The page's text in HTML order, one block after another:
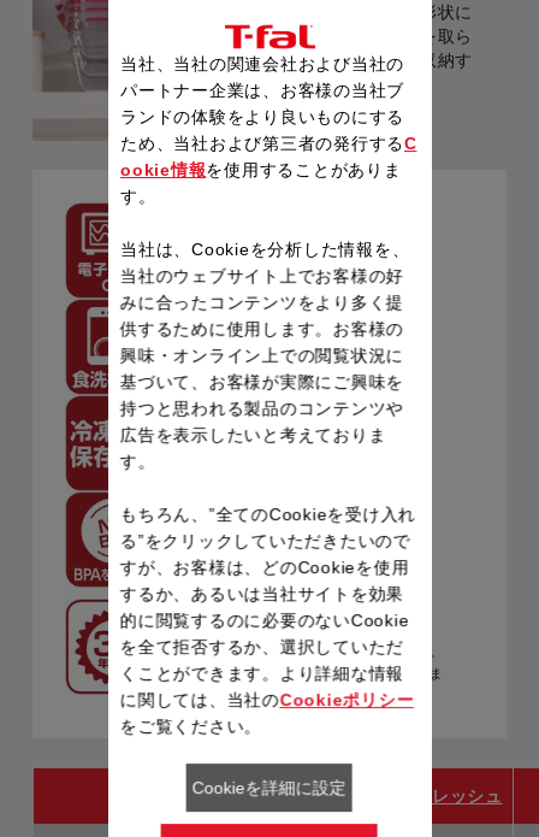
れるよう、工夫した形状に
なっています。場所を取ら
ずに、コンパクトに収納す
ることができます。
電子レンジOK
※フタは外してください。
食器洗い器OK
※フタは高温をさけてお使い下さい
冷凍保存もOK
有害物質BPAを
含まないから安心！
確かな品質、
安心の30年保証※
※保証条件は製品の台紙をご参照ください。
またはこちらのページでもご確認いただけま
す。
マスターシール フレッシュ
当社、当社の関連会社および当社の
パートナー企業は、お客様の当社ブ
ランドの体験をより良いものにする
ため、当社および第三者の発行するC
ookie情報を使用することがありま
す。
当社は、Cookieを分析した情報を、
当社のウェブサイト上でお客様の好
みに合ったコンテンツをより多く提
供するために使用します。お客様の
興味・オンライン上での閲覧状況に
基づいて、お客様が実際にご興味を
持つと思われる製品のコンテンツや
広告を表示したいと考えておりま
す。
もちろん、”全てのCookieを受け入れ
る”をクリックしていただきたいので
すが、お客様は、どのCookieを使用
するか、あるいは当社サイトを効果
的に閲覧するのに必要のないCookie
を全て拒否するか、選択していただ
くことができます。より詳細な情報
に関しては、当社のCookieポリシー
をご覧ください。
Cookieを詳細に設定